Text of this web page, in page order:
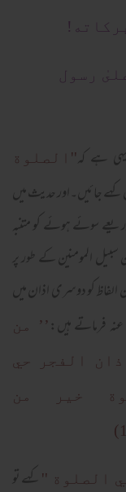
رسول
ہے کہ''الصلوة
کہے جائیں۔اور حدیث میں
سوئے ہوئے کو متنبہ
المومنین کے طور پر
کو دوسری اذان میں
فرماتے ہیں: ’’ من
الفجر حي
خير من
الصلوة '' کہے تو